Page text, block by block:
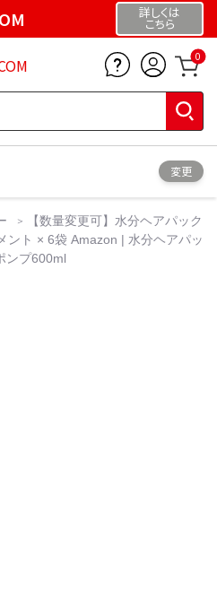
詳しくは
こちら
0
変更
【数量変更可】水分ヘアパック
ント × 6袋 Amazon | 水分ヘアパッ
ンプ600ml